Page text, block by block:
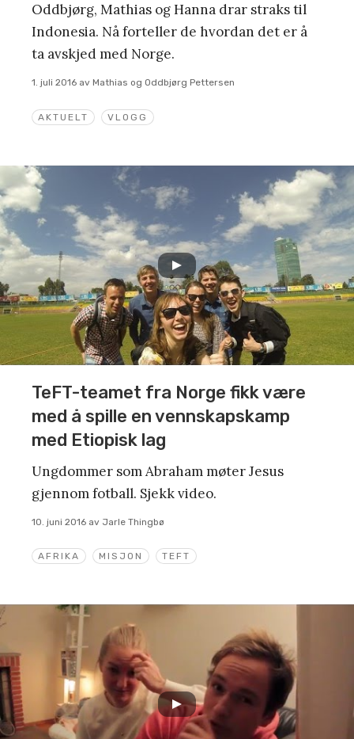
AKTUELT VLOGG
Oddbjørg, Mathias og Hanna drar straks til
Indonesia. Nå forteller de hvordan det er å
ta avskjed med Norge.
1. juli 2016 av Mathias og Oddbjørg Pettersen
AFRIKA MISJON TEFT
TeFT-teamet fra Norge fikk være
med å spille en vennskapskamp
med Etiopisk lag
Ungdommer som Abraham møter Jesus
gjennom fotball. Sjekk video.
10. juni 2016 av Jarle Thingbø